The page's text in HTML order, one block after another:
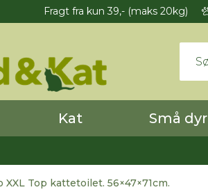
Fragt fra kun 39,- (maks 20kg)
Kat Små dyr
XXL Top kattetoilet. 56×47×71cm.